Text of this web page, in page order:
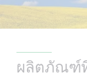
ผลิตภัณฑ์